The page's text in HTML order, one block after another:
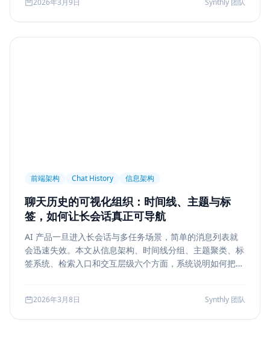
2026年3月9日 Synthly 团队
前端架构 Chat History 信息架构
聊天历史的可视化组织：时间线、主题与标
签，如何让长会话真正可导航
AI 产品一旦进入长会话与多任务场景，简单的消息列表就
会迅速失效。本文从信息架构、时间线分组、主题聚类、标
签系统、检索入口和交互层级六个方面，系统说明如何把聊
2026年3月8日 Synthly 团队